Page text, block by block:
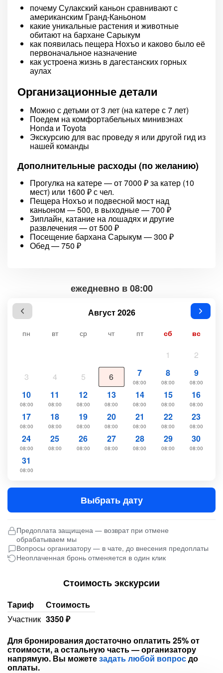
почему Сулакский каньон сравнивают с
американским Гранд-Каньоном
какие уникальные растения и животные
обитают на бархане Сарыкум
как появилась пещера Нохъо и каково было её
первоначальное назначение
как устроена жизнь в дагестанских горных
аулах
Организационные детали
Можно с детьми от 3 лет (на катере с 7 лет)
Поедем на комфортабельных минивэнах
Honda и Toyota
Экскурсию для вас проведу я или другой гид из
нашей команды
Дополнительные расходы (по желанию)
Прогулка на катере — от 7000 ₽ за катер (10
мест) или 1600 ₽ с чел.
Пещера Нохъо и подвесной мост над
каньоном — 500, в выходные — 700 ₽
Зиплайн, катание на лошадях и другие
развлечения — от 500 ₽
Посещение бархана Сарыкум — 300 ₽
Обед — 750 ₽
ежедневно в 08:00
Август 2026
пн вт ср чт пт сб вс
1
2
3
4 5 6 7
08:00
8
08:00
9
08:00
10
08:00
11
08:00
12
08:00
13
08:00
14
08:00
15
08:00
16
08:00
17
08:00
18
08:00
19
08:00
20
08:00
21
08:00
22
08:00
23
08:00
24
08:00
25
08:00
26
08:00
27
08:00
28
08:00
29
08:00
30
08:00
31
08:00
Выбрать дату
Предоплата защищена — возврат при отмене
обрабатываем мы
Вопросы организатору — в чате, до внесения предоплаты
Неоплаченная бронь отменяется в один клик
Стоимость экскурсии
Тариф
Стоимость
Участник 3350 ₽
Для бронирования достаточно оплатить 25% от
стоимости, а остальную часть — организатору
напрямую. Вы можетезадать любой вопросдо
оплаты.